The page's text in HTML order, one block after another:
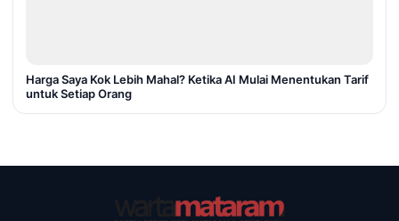
Harga Saya Kok Lebih Mahal? Ketika AI Mulai Menentukan Tarif
untuk Setiap Orang